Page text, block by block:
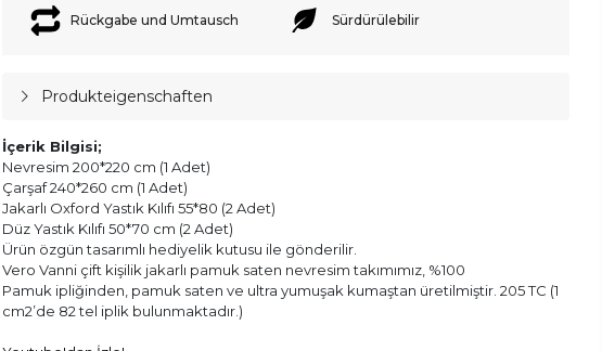
Rückgabe und Umtausch Sürdürülebilir
Produkteigenschaften
İçerik Bilgisi;
Nevresim 200*220 cm (1 Adet)
Çarşaf 240*260 cm (1 Adet)
Jakarlı Oxford Yastık Kılıfı 55*80 (2 Adet)
Düz Yastık Kılıfı 50*70 cm (2 Adet)
Ürün özgün tasarımlı hediyelik kutusu ile gönderilir.
Vero Vanni çift kişilik jakarlı pamuk saten nevresim takımımız, %100
Pamuk ipliğinden, pamuk saten ve ultra yumuşak kumaştan üretilmiştir. 205 TC (1
cm2’de 82 tel iplik bulunmaktadır.)